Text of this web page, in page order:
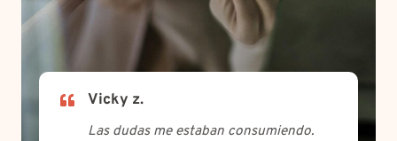
Vicky z.
Las dudas me estaban consumiendo.